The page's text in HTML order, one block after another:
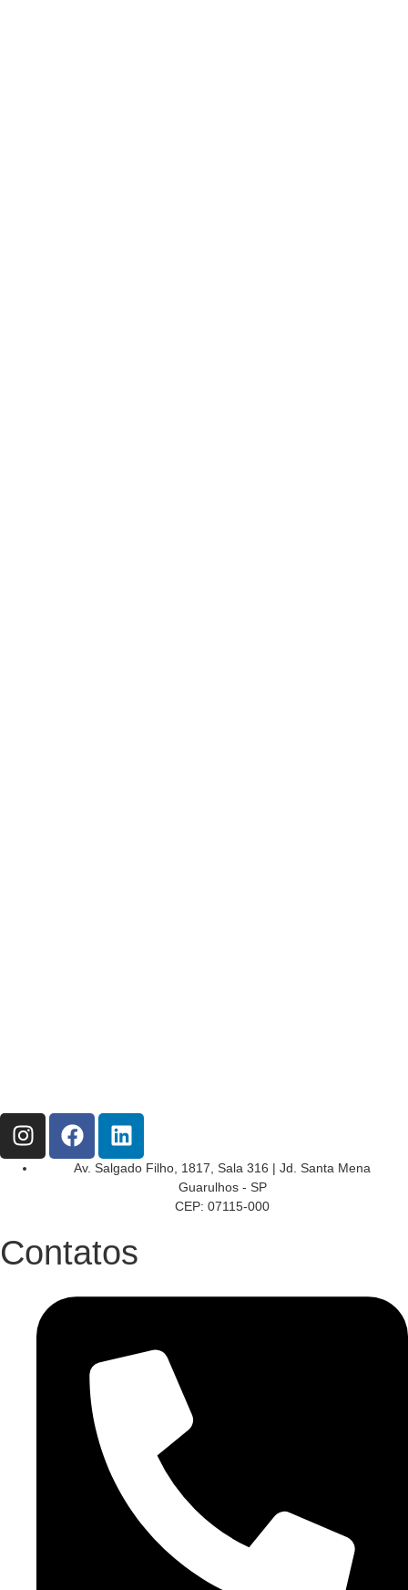
Av. Salgado Filho, 1817, Sala 316 | Jd. Santa Mena
Guarulhos - SP
CEP: 07115-000
Contatos